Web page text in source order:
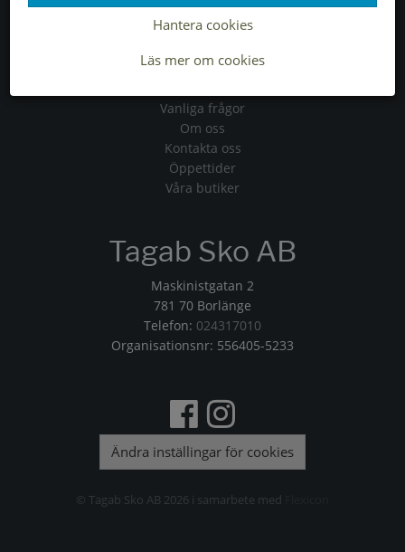
Hantera cookies
Läs mer om cookies
Byten & returer
Allmänt
Vanliga frågor
Om oss
Kontakta oss
Öppettider
Våra butiker
Tagab Sko AB
Maskinistgatan 2
781 70 Borlänge
Telefon: 024317010
Organisationsnr: 556405-5233
Ändra inställingar för cookies
© Tagab Sko AB 2026 i samarbete med